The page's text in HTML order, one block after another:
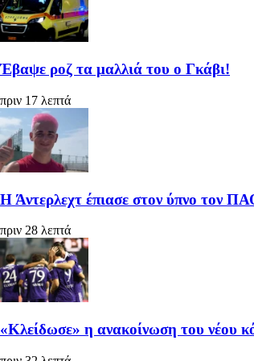
Έβαψε ροζ τα μαλλιά του ο Γκάβι!
πριν 17 λεπτά
Η Άντερλεχτ έπιασε στον ύπνο τον
πριν 28 λεπτά
«Κλείδωσε» η ανακοίνωση του νέου